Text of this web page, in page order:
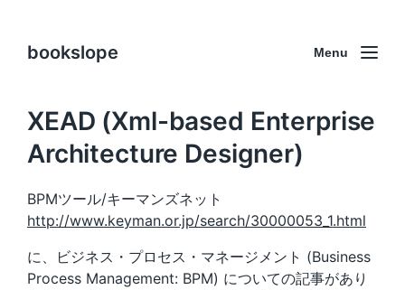
bookslope Menu
XEAD (Xml-based Enterprise
Architecture Designer)
BPMツール/キーマンズネット
http://www.keyman.or.jp/search/30000053_1.html
に、ビジネス・プロセス・マネージメント (Business
Process Management: BPM) についての記事があり